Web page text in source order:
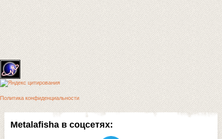
Metalafisha в соцсетях:
Политика конфиденциальности